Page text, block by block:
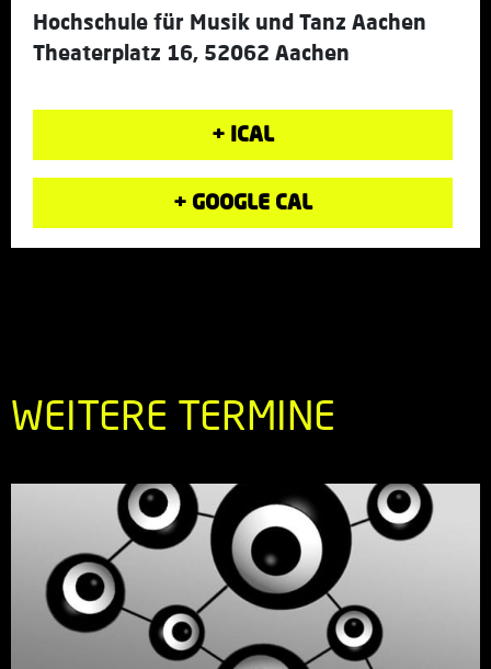
Hochschule für Musik und Tanz Aachen
Theaterplatz 16, 52062 Aachen
+ ICAL
+ GOOGLE CAL
WEITERE TERMINE